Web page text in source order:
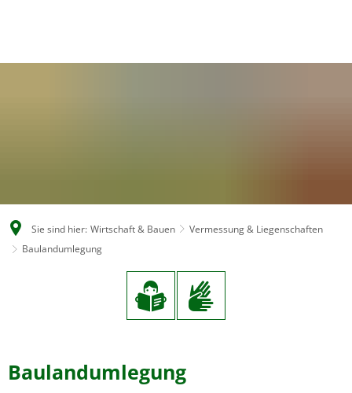
CS
Sie sind hier: Wirtschaft & Bauen
Vermessung & Liegenschaften
Baulandumlegung
Baulandumlegung
Baulandumlegung